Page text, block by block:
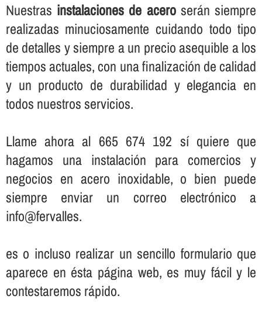
Nuestras instalaciones de aceroserán siempre
realizadas minuciosamente cuidando todo tipo
de detalles y siempre a un precio asequible a los
tiempos actuales, con una finalización de calidad
y un producto de durabilidad y elegancia en
todos nuestros servicios.
Llame ahora al 665 674 192 sí­ quiere que
hagamos una instalación para comercios y
negocios en acero inoxidable, o bien puede
siempre enviar un correo electrónico a
info@fervalles.
es o incluso realizar un sencillo formulario que
aparece en ésta página web, es muy fácil y le
contestaremos rápido.